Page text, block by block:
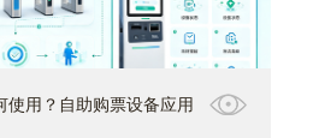
使用？自助购票设备应用